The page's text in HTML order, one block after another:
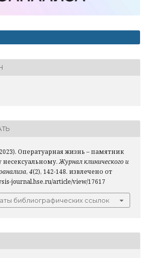
Оператуарная жизнь – памятник
Журнал клинического и
, 4(2), 142-148. извлечено от
journal.hse.ru/article/view/17617
библиографических ссылок